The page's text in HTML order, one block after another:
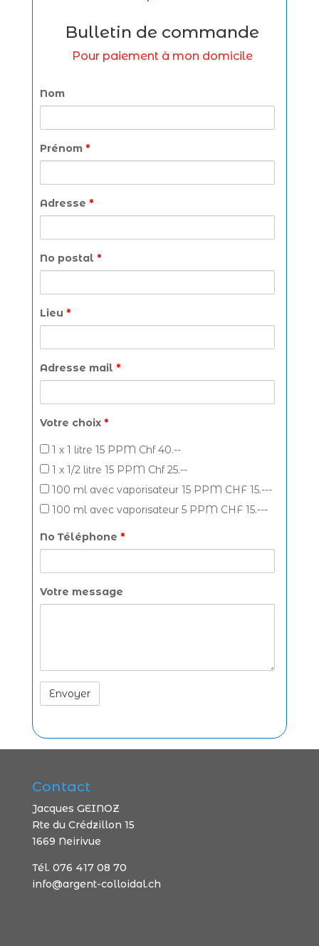
Bulletin de commande
Pour paiement à mon domicile
Nom
Prénom *
Adresse *
No postal *
Lieu *
Adresse mail *
Votre choix *
1 x 1 litre 15 PPM Chf 40.--
1 x 1/2 litre 15 PPM Chf 25.--
100 ml avec vaporisateur 15 PPM CHF 15.---
100 ml avec vaporisateur 5 PPM CHF 15.---
No Téléphone *
Votre message
l
r
n
a
t
v
e
Contact
Jacques GEINOZ
Rte du Crédzillon 15
1669 Neirivue
Tél. 076 417 08 70
info@argent-colloidal.ch